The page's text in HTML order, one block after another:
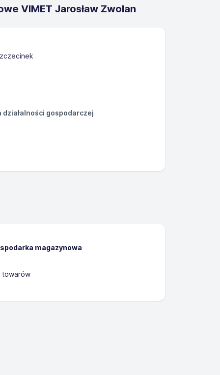
VIMET Jarosław Zwolan
gospodarczej
magazynowa